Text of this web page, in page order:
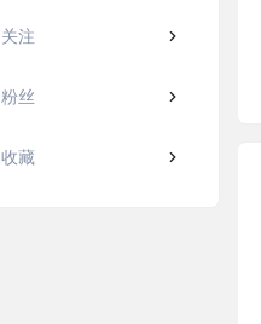
关注
粉丝
收藏